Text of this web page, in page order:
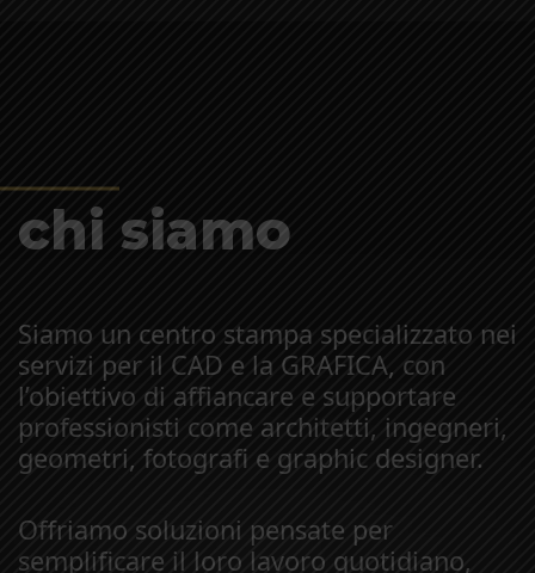
chi siamo
Siamo un centro stampa specializzato nei
servizi per il CAD e la GRAFICA, con
l’obiettivo di affiancare e supportare
professionisti come architetti, ingegneri,
geometri, fotografi e graphic designer.
Offriamo soluzioni pensate per
semplificare il loro lavoro quotidiano,